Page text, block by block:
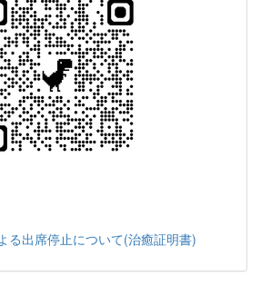
る出席停止について(治癒証明書)